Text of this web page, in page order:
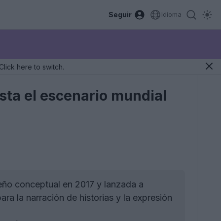
Seguir Idioma
here to switch.
el escenario mundial
conceptual en 2017 y lanzada a
la narración de historias y la expresión